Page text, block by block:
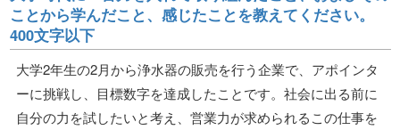
ことから学んだこと、感じたことを教えてください。
400文字以下
大学2年生の2月から浄水器の販売を行う企業で、アポインタ
ーに挑戦し、目標数字を達成したことです。社会に出る前に
自分の力を試したいと考え、営業力が求められるこの仕事を